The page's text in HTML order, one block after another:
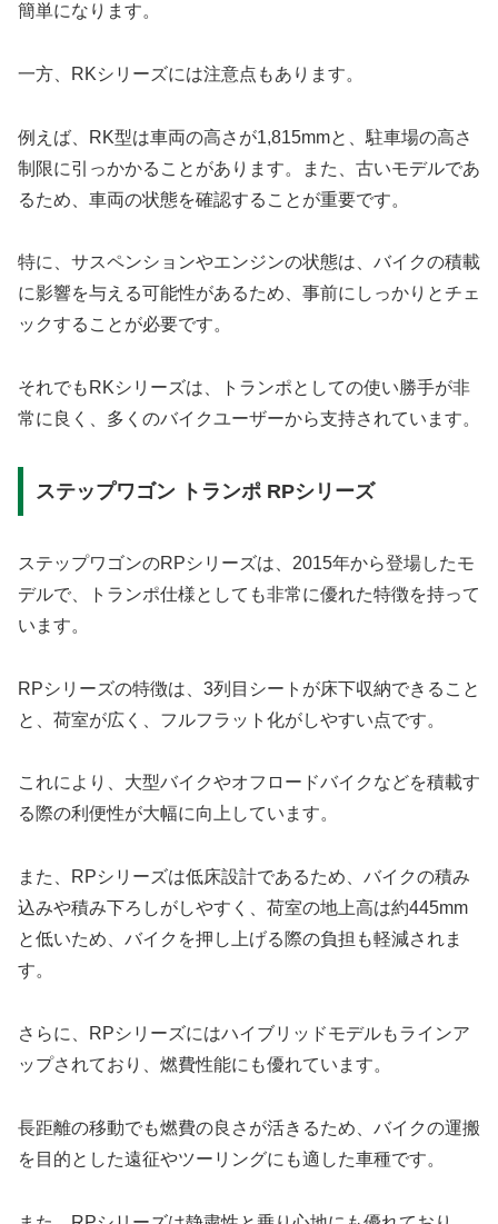
簡単になります。
一方、RKシリーズには注意点もあります。
例えば、RK型は車両の高さが1,815mmと、駐車場の高さ
制限に引っかかることがあります。また、古いモデルであ
るため、車両の状態を確認することが重要です。
特に、サスペンションやエンジンの状態は、バイクの積載
に影響を与える可能性があるため、事前にしっかりとチェ
ックすることが必要です。
それでもRKシリーズは、トランポとしての使い勝手が非
常に良く、多くのバイクユーザーから支持されています。
ステップワゴン トランポ RPシリーズ
ステップワゴンのRPシリーズは、2015年から登場したモ
デルで、トランポ仕様としても非常に優れた特徴を持って
います。
RPシリーズの特徴は、3列目シートが床下収納できること
と、荷室が広く、フルフラット化がしやすい点です。
これにより、大型バイクやオフロードバイクなどを積載す
る際の利便性が大幅に向上しています。
また、RPシリーズは低床設計であるため、バイクの積み
込みや積み下ろしがしやすく、荷室の地上高は約445mm
と低いため、バイクを押し上げる際の負担も軽減されま
す。
さらに、RPシリーズにはハイブリッドモデルもラインア
ップされており、燃費性能にも優れています。
長距離の移動でも燃費の良さが活きるため、バイクの運搬
を目的とした遠征やツーリングにも適した車種です。